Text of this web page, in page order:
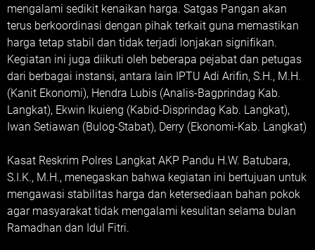
mengalami sedikit kenaikan harga. Satgas Pangan akan
terus berkoordinasi dengan pihak terkait guna memastikan
harga tetap stabil dan tidak terjadi lonjakan signifikan.
Kegiatan ini juga diikuti oleh beberapa pejabat dan petugas
dari berbagai instansi, antara lain IPTU Adi Arifin, S.H., M.H.
(Kanit Ekonomi), Hendra Lubis (Analis-Bagprindag Kab.
Langkat), Ekwin Ikuieng (Kabid-Disprindag Kab. Langkat),
Iwan Setiawan (Bulog-Stabat), Derry (Ekonomi-Kab. Langkat)
Kasat Reskrim Polres Langkat AKP Pandu H.W. Batubara,
S.I.K., M.H., menegaskan bahwa kegiatan ini bertujuan untuk
mengawasi stabilitas harga dan ketersediaan bahan pokok
agar masyarakat tidak mengalami kesulitan selama bulan
Ramadhan dan Idul Fitri.